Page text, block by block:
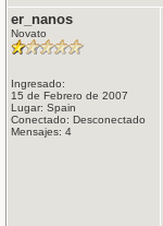
er_nanos
Novato
Ingresado:
15 de Febrero de 2007
Lugar: Spain
Conectado: Desconectado
Mensajes: 4